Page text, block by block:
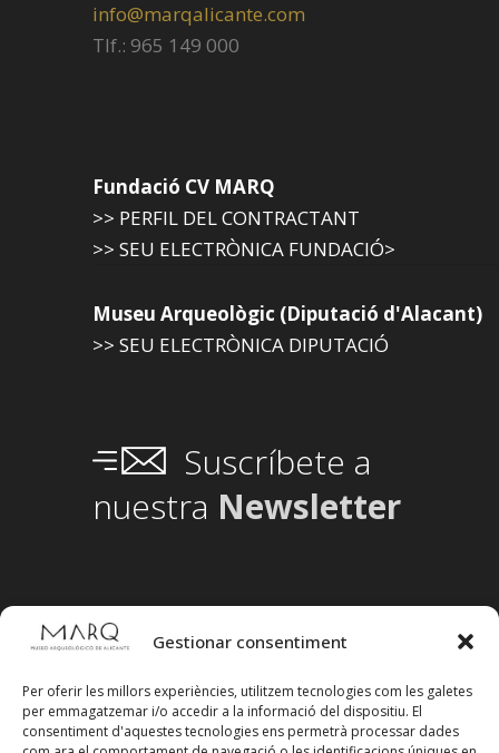
Gestionar consentiment
Per oferir les millors experiències, utilitzem tecnologies com les galetes
per emmagatzemar i/o accedir a la informació del dispositiu. El
consentiment d'aquestes tecnologies ens permetrà processar dades
info@marqalicante.com
Tlf.: 965 149 000
Fundació CV MARQ
>> PERFIL DEL CONTRACTANT
>> SEU ELECTRÒNICA FUNDACIÓ>
Museu Arqueològic (Diputació d'Alacant)
>> SEU ELECTRÒNICA DIPUTACIÓ
Suscríbete a
nuestra Newsletter